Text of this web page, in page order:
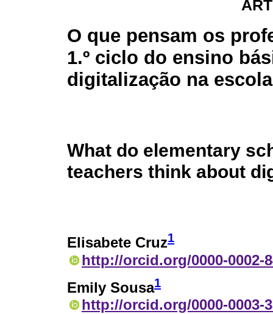
O que pensam os
1.º ciclo do ensino
digitalização na
What do elementary
teachers think about
Elisabete Cruz1
http://orcid.org/0000-0002-
Emily Sousa1
http://orcid.org/0000-0003-